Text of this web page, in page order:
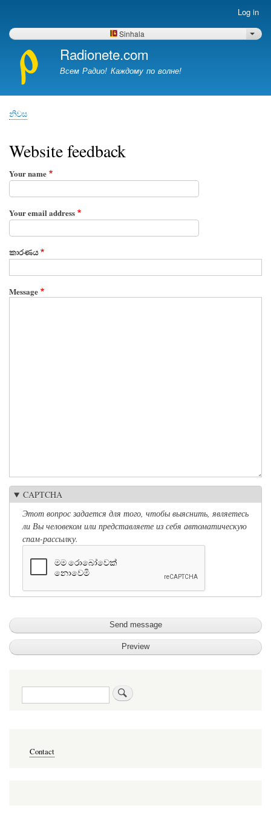
main
учётной
пользователя
Log in
Sinhala List
Radionete.com
Всем Радио! Каждому по волне!
Breadcrumb
නිවස
Website feedback
Your name
Your email address
කාරණය
Message
CAPTCHA
Этот вопрос задается для того, чтобы выяснить, являетесь
ли Вы человеком или представляете из себя автоматическую
спам-рассылку.
සොයන්න
Contact